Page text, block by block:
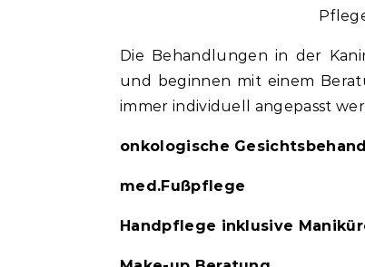
Die Behandlungen in der
und beginnen mit einem
immer individuell angepasst
onkologische
med.Fußpflege
Handpflege inklusive